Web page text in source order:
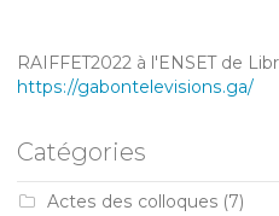
RAIFFET2022 à l'ENSET de
https://gabontelevisions.ga/
Catégories
Actes des colloques (7)